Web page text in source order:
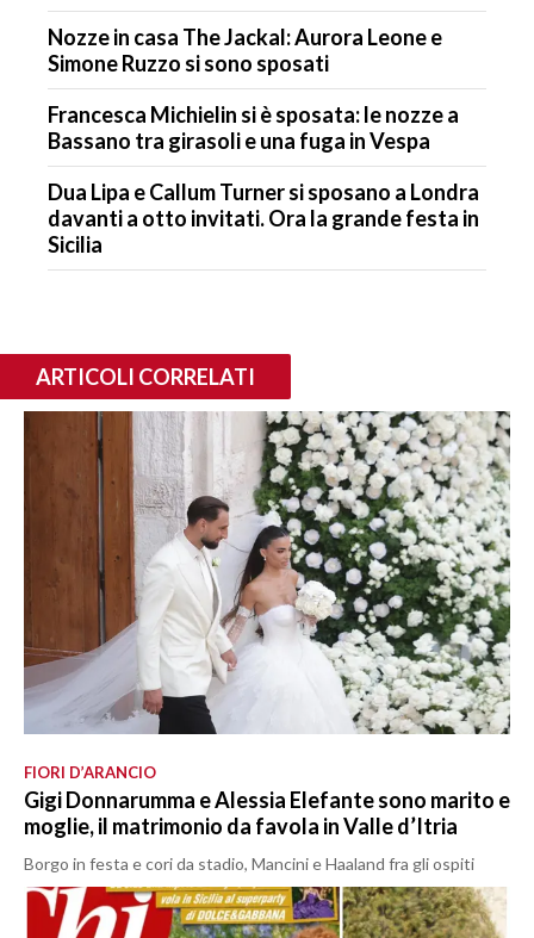
Nozze in casa The Jackal: Aurora Leone e
Simone Ruzzo si sono sposati
Francesca Michielin si è sposata: le nozze a
Bassano tra girasoli e una fuga in Vespa
Dua Lipa e Callum Turner si sposano a Londra
davanti a otto invitati. Ora la grande festa in
Sicilia
ARTICOLI CORRELATI
FIORI D’ARANCIO
Gigi Donnarumma e Alessia Elefante sono marito e
moglie, il matrimonio da favola in Valle d’Itria
Borgo in festa e cori da stadio, Mancini e Haaland fra gli ospiti